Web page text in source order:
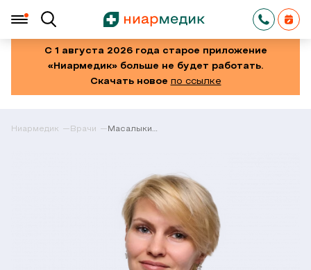
С 1 августа 2026 года старое приложение
«Ниармедик» больше не будет работать.
Скачать новое по ссылке
Ниармедик Врачи
Масалыкина